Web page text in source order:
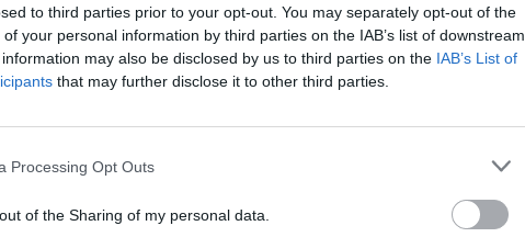
to third parties prior to your opt-out. You may separately opt-out of the
your personal information by third parties on the IAB’s list of downstream
may also be disclosed by us to third parties on the IAB’s List of
that may further disclose it to other third parties.
Processing Opt Outs
of the Sharing of my personal data.